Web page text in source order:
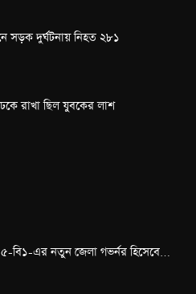
সড়ক দুর্ঘটনায় নিহত ২৮১
রাখা ছিল যুবকের লাশ
বি১-এর নতুন জেলা গভর্নর হিসেবে…